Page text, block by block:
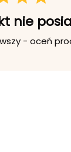
nie
- oceń